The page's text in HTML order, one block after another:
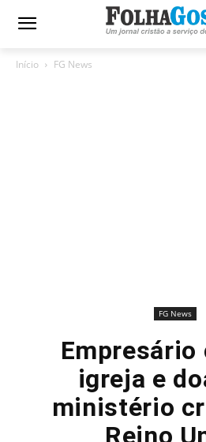
Início FG News
FG News
Empresário
igreja e
ministério
Reino